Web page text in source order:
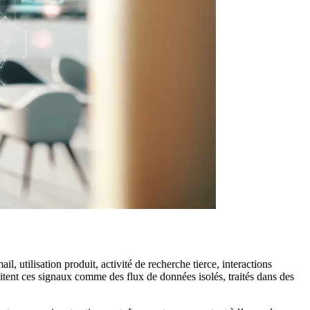
utilisation produit, activité de recherche tierce, interactions
ces signaux comme des flux de données isolés, traités dans des